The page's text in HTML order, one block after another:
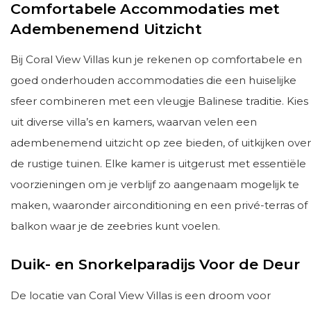
Comfortabele Accommodaties met
Adembenemend Uitzicht
Bij Coral View Villas kun je rekenen op comfortabele en
goed onderhouden accommodaties die een huiselijke
sfeer combineren met een vleugje Balinese traditie. Kies
uit diverse villa’s en kamers, waarvan velen een
adembenemend uitzicht op zee bieden, of uitkijken over
de rustige tuinen. Elke kamer is uitgerust met essentiële
voorzieningen om je verblijf zo aangenaam mogelijk te
maken, waaronder airconditioning en een privé-terras of
balkon waar je de zeebries kunt voelen.
Duik- en Snorkelparadijs Voor de Deur
De locatie van Coral View Villas is een droom voor